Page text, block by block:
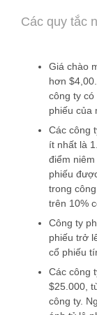
Các quy tắc
Giá chào
hơn
công ty
phiếu của
Các công
ít nhất là
điểm
phiếu
trong
trên 10%
Công ty
phiếu trở
cổ phiếu
Các công
$25.000,
công ty.